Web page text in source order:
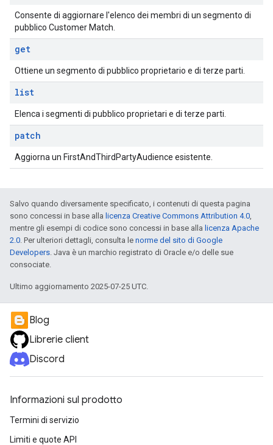
Consente di aggiornare l'elenco dei membri di un segmento di
pubblico Customer Match.
get
Ottiene un segmento di pubblico proprietario e di terze parti.
list
Elenca i segmenti di pubblico proprietari e di terze parti.
patch
Aggiorna un FirstAndThirdPartyAudience esistente.
Salvo quando diversamente specificato, i contenuti di questa pagina
sono concessi in base alla licenza Creative Commons Attribution 4.0,
mentre gli esempi di codice sono concessi in base alla licenza Apache
2.0. Per ulteriori dettagli, consulta le norme del sito di Google
Developers. Java è un marchio registrato di Oracle e/o delle sue
consociate.
Ultimo aggiornamento 2025-07-25 UTC.
Blog
Librerie client
Discord
Informazioni sul prodotto
Termini di servizio
Limiti e quote API